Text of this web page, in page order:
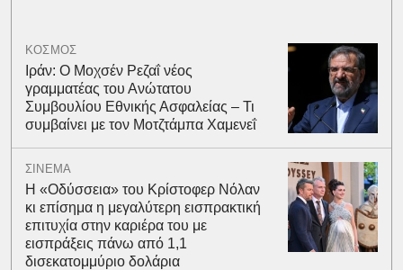
ΚΟΣΜΟΣ
Ιράν: Ο Μοχσέν Ρεζαΐ νέος
γραμματέας του Ανώτατου
Συμβουλίου Εθνικής Ασφαλείας – Τι
συμβαίνει με τον Μοτζτάμπα Χαμενεΐ
ΣΙΝΕΜΑ
Η «Οδύσσεια» του Κρίστοφερ Νόλαν
κι επίσημα η μεγαλύτερη εισπρακτική
επιτυχία στην καριέρα του με
εισπράξεις πάνω από 1,1
δισεκατομμύριο δολάρια